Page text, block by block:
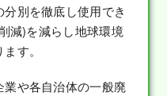
別を徹底し使用でき
減)を減らし地球環境
す。
業や各自治体の一般廃